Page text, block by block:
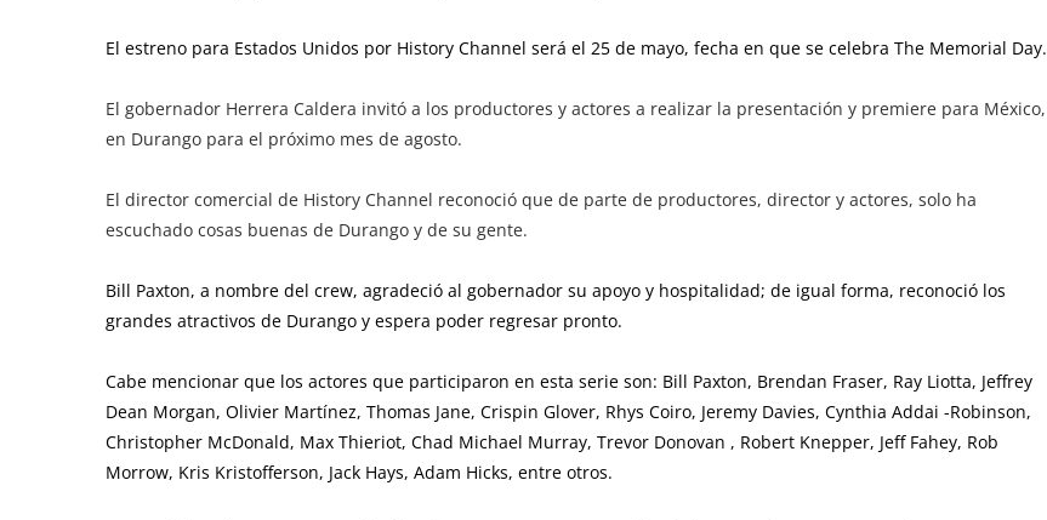
El estreno para Estados Unidos por History Channel será el 25 de mayo, fecha en que se celebra The Memorial Day.
El gobernador Herrera Caldera invitó a los productores y actores a realizar la presentación y premiere para México,
en Durango para el próximo mes de agosto.
El director comercial de History Channel reconoció que de parte de productores, director y actores, solo ha
escuchado cosas buenas de Durango y de su gente.
Bill Paxton, a nombre del crew, agradeció al gobernador su apoyo y hospitalidad; de igual forma, reconoció los
grandes atractivos de Durango y espera poder regresar pronto.
Cabe mencionar que los actores que participaron en esta serie son: Bill Paxton, Brendan Fraser, Ray Liotta, Jeffrey
Dean Morgan, Olivier Martínez, Thomas Jane, Crispin Glover, Rhys Coiro, Jeremy Davies, Cynthia Addai -Robinson,
Christopher McDonald, Max Thieriot, Chad Michael Murray, Trevor Donovan , Robert Knepper, Jeff Fahey, Rob
Morrow, Kris Kristofferson, Jack Hays, Adam Hicks, entre otros.